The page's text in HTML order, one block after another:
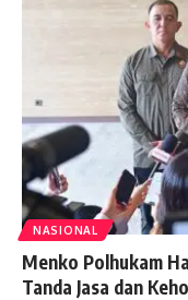
NASIONAL
Menko Polhukam
Tanda Jasa dan